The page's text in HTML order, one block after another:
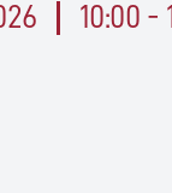
10:00 -